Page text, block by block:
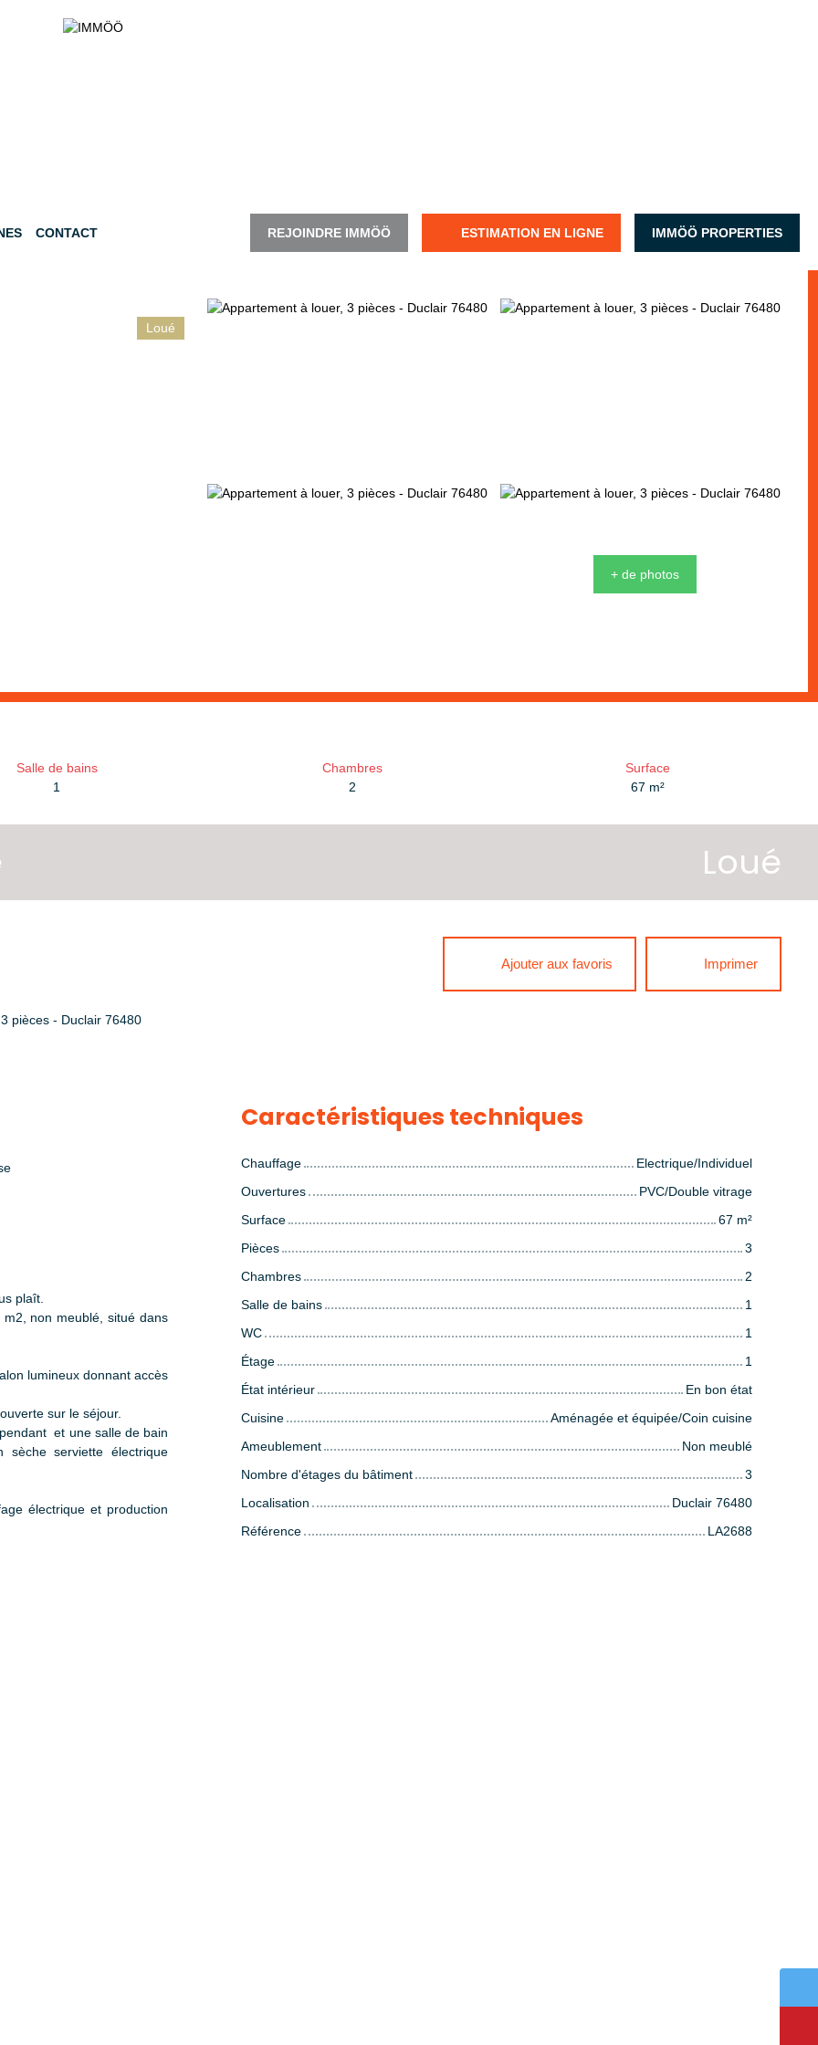
CONTACT REJOINDRE IMMÖÖ ESTIMATION EN LIGNE IMMÖÖ PROPERTIES
Loué
+ de photos
Salle de bains
1
Chambres
2
Surface
67 m²
Loué
Ajouter aux favoris Imprimer
pièces - Duclair 76480
plaît.
non meublé, situé dans
lumineux donnant accès
sur le séjour.
et une salle de bain
sèche serviette électrique
électrique et production
Caractéristiques techniques
Chauffage
Electrique/Individuel
Ouvertures
PVC/Double vitrage
Surface
67 m²
Pièces
3
Chambres
2
Salle de bains
1
WC
1
Étage
1
État intérieur
En bon état
Cuisine
Aménagée et équipée/Coin cuisine
Ameublement
Non meublé
Nombre d'étages du bâtiment
3
Localisation
Duclair 76480
Référence
LA2688